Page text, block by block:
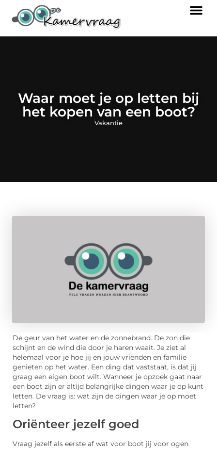
Waar moet je op letten bij
het kopen van een boot?
Vakantie
De geur van het water en de zonnebrand. De zon die
schijnt en de wind die door je haren waait. Je ziet al
helemaal voor je hoe jij en jouw vrienden en familie
genieten op het water. Een ding dat vaststaat, is dat jij
graag een eigen boot wilt. Wanneer je opzoek gaat naar
een boot zijn er altijd belangrijke dingen waar je op kunt
letten. De vraag is: wat zijn de dingen waar je op moet
letten?
Oriënteer jezelf goed
Vraag jezelf als eerste af wat voor boot jij voor ogen